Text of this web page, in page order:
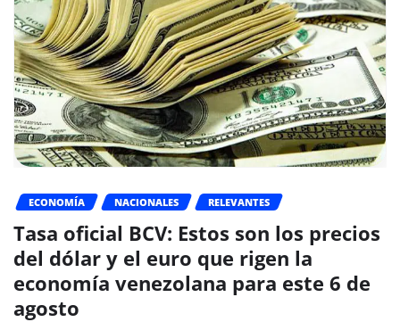
ECONOMÍA NACIONALES RELEVANTES
Tasa oficial BCV: Estos son los precios
del dólar y el euro que rigen la
economía venezolana para este 6 de
agosto